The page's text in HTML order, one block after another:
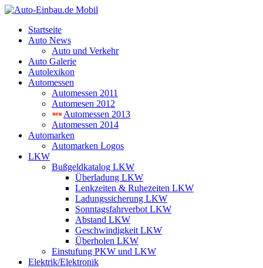
Startseite
Auto News
Auto und Verkehr
Auto Galerie
Autolexikon
Automessen
Automessen 2011
Automesen 2012
Automessen 2013
Automessen 2014
Automarken
Automarken Logos
LKW
Bußgeldkatalog LKW
Überladung LKW
Lenkzeiten & Ruhezeiten LKW
Ladungssicherung LKW
Sonntagsfahrverbot LKW
Abstand LKW
Geschwindigkeit LKW
Überholen LKW
Einstufung PKW und LKW
Elektrik/Elektronik